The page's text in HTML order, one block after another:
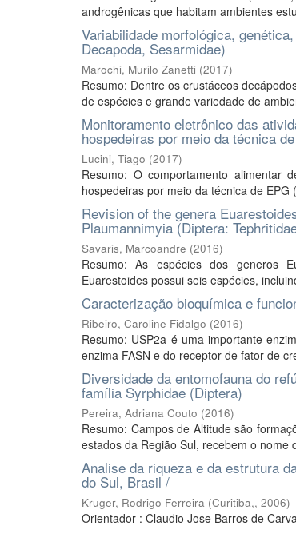
androgênicas que habitam ambientes
Variabilidade morfológica,
Decapoda, Sesarmidae)
Marochi, Murilo Zanetti (2017)
Resumo: Dentre os crustáceos
de espécies e grande variedade de
Monitoramento eletrônico das
hospedeiras por meio da técnica
Lucini, Tiago (2017)
Resumo: O comportamento alimentar
hospedeiras por meio da técnica de
Revision of the genera
Plaumannimyia (Diptera:
Savaris, Marcoandre (2016)
Resumo: As espécies dos generos
Euarestoides possui seis espécies,
Caracterização bioquímica e
Ribeiro, Caroline Fidalgo (2016)
Resumo: USP2a é uma importante
enzima FASN e do receptor de fator de
Diversidade da entomofauna do
família Syrphidae (Diptera)
Pereira, Adriana Couto (2016)
Resumo: Campos de Altitude são
estados da Região Sul, recebem o nome
Analise da riqueza e da estrutura
do Sul, Brasil /
Kruger, Rodrigo Ferreira (Curitiba,, 2006)
Orientador : Claudio Jose Barros de